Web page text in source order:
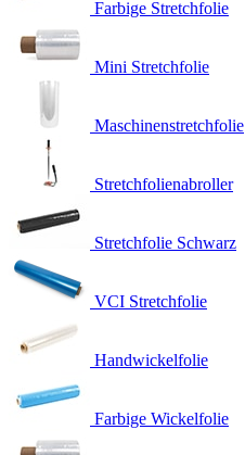
Farbige Stretchfolie
Mini Stretchfolie
Maschinenstretchfolie
Stretchfolienabroller
Stretchfolie Schwarz
VCI Stretchfolie
Handwickelfolie
Farbige Wickelfolie